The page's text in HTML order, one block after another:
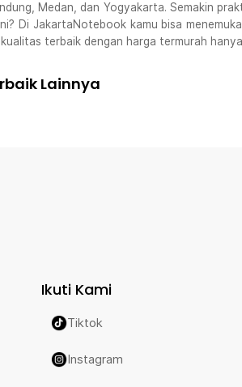
Medan, dan Yogyakarta. Semakin
Di JakartaNotebook kamu bisa
terbaik dengan harga termurah
Lainnya
Ikuti Kami
Tiktok
Instagram